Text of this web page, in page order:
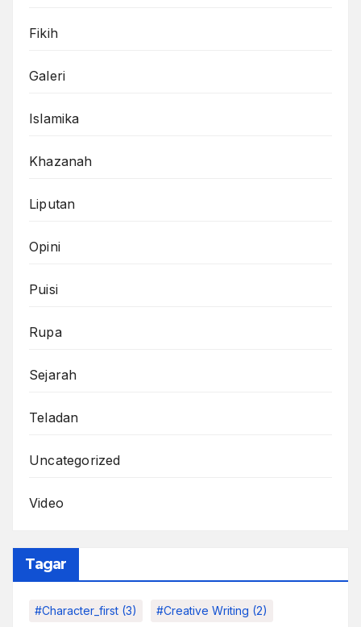
Fikih
Galeri
Islamika
Khazanah
Liputan
Opini
Puisi
Rupa
Sejarah
Teladan
Uncategorized
Video
Tagar
#character_first (3) #Creative Writing (2)